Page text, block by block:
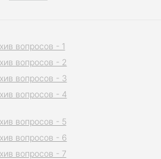
вопросов - 1
вопросов - 2
вопросов - 3
вопросов - 4
вопросов - 5
вопросов - 6
вопросов - 7